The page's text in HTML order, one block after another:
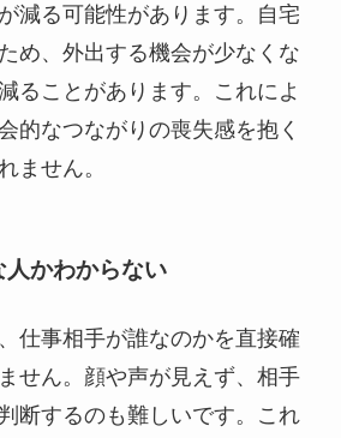
減る可能性があります。自宅
め、外出する機会が少なくな
ることがあります。これによ
的なつながりの喪失感を抱く
ません。
かわからない
仕事相手が誰なのかを直接確
せん。顔や声が見えず、相手
断するのも難しいです。これ